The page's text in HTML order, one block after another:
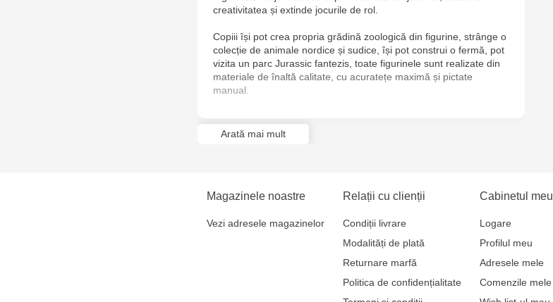
creativitatea și extinde jocurile de rol.
Copiii își pot crea propria grădină zoologică din figurine, strânge o
colecție de animale nordice și sudice, își pot construi o fermă, pot
vizita un parc Jurassic fantezis, toate figurinele sunt realizate din
materiale de înaltă calitate, cu acuratețe maximă și pictate
manual.
Arată mai mult
Magazinele noastre
Vezi adresele magazinelor
Relații cu clienții
Condiții livrare
Modalități de plată
Returnare marfă
Politica de confidențialitate
Cabinetul meu
Logare
Profilul meu
Adresele mele
Comenzile mele